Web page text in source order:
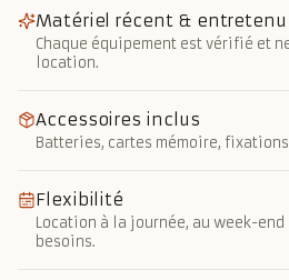
Matériel récent & entretenu
Chaque équipement est vérifié et
location.
Accessoires inclus
Batteries, cartes mémoire,
Flexibilité
Location à la journée, au week-
besoins.